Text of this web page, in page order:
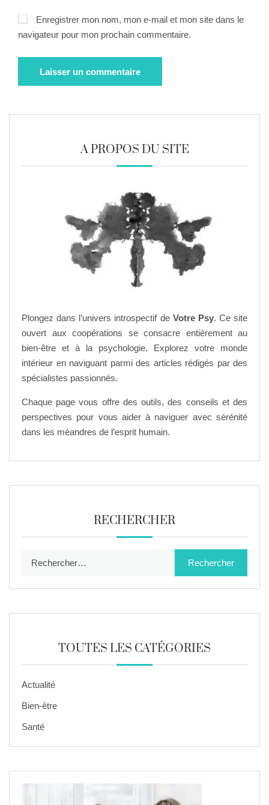
Enregistrer mon nom, mon e-mail et mon site dans le
navigateur pour mon prochain commentaire.
A PROPOS DU SITE
Plongez dans l’univers introspectif de Votre Psy. Ce site
ouvert aux coopérations se consacre entièrement au
bien-être et à la psychologie. Explorez votre monde
intérieur en naviguant parmi des articles rédigés par des
spécialistes passionnés.
Chaque page vous offre des outils, des conseils et des
perspectives pour vous aider à naviguer avec sérénité
dans les méandres de l’esprit humain.
RECHERCHER
TOUTES LES CATÉGORIES
Actualité
Bien-être
Santé